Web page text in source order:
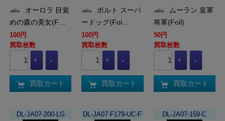
めの森の美女(F…
100円
買取枚数
買取カート
ードッグ(Foi…
100円
買取枚数
買取カート
将軍(Foil)
50円
買取枚数
買取カート
DL-JA07-200-LG DL-JA07-F179-UC-F DL-JA07-159-C